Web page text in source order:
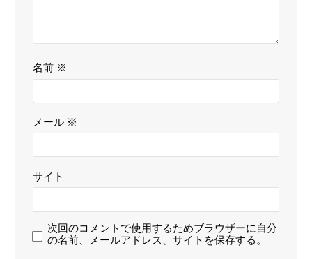
名前 ※
メール ※
サイト
次回のコメントで使用するためブラウザーに自分
の名前、メールアドレス、サイトを保存する。